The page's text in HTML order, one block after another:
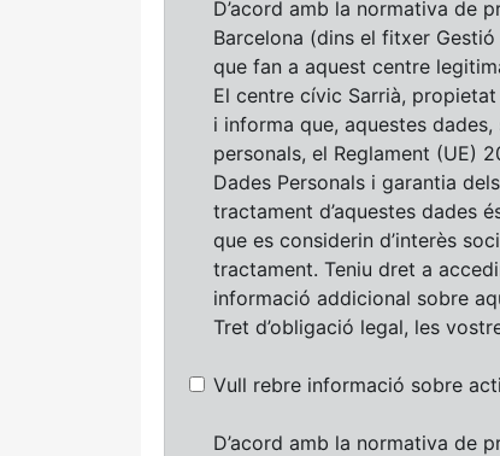
D’acord amb la normativa de
Barcelona (dins el fitxer
que fan a aquest centre
El centre cívic Sarrià, propietat
i informa que, aquestes
personals, el Reglament (UE)
Dades Personals i garantia
tractament d’aquestes dades
que es considerin d’interès
tractament. Teniu dret a
informació addicional sobre
Tret d’obligació legal, les
Vull rebre informació sobre
D’acord amb la normativa de